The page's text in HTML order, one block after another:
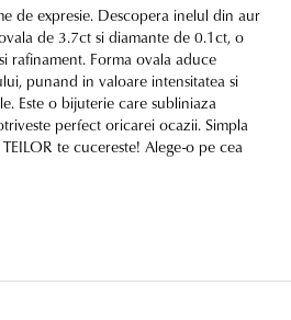
de expresie. Descopera inelul din aur
de 3.7ct si diamante de 0.1ct, o
rafinament. Forma ovala aduce
punand in valoare intensitatea si
Este o bijuterie care subliniaza
perfect oricarei ocazii. Simpla
te cucereste! Alege-o pe cea